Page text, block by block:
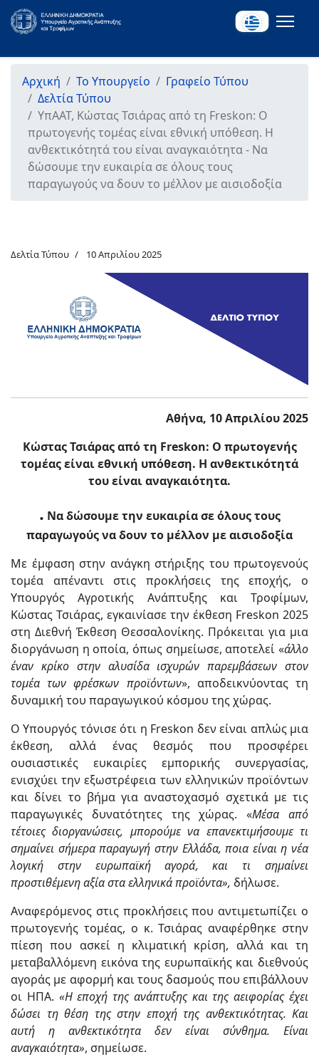
Αρχική Το Υπουργείο
Γραφείο Τύπου
Δελτία Τύπου
ΥπΑΑΤ, Κώστας Τσιάρας από τη Freskon: Ο
πρωτογενής τομέας είναι εθνική υπόθεση. Η
ανθεκτικότητά του είναι αναγκαιότητα - Να
δώσουμε την ευκαιρία σε όλους τους
παραγωγούς να δουν το μέλλον με αισιοδοξία
Δελτία Τύπου 10 Απριλίου 2025
Αθήνα, 10 Απριλίου 2025
Κώστας Τσιάρας από τη Freskon: Ο πρωτογενής
τομέας είναι εθνική υπόθεση. Η ανθεκτικότητά
του είναι αναγκαιότητα.
. Να δώσουμε την ευκαιρία σε όλους τους
παραγωγούς να δουν το μέλλον με αισιοδοξία
Με έμφαση στην ανάγκη στήριξης του πρωτογενούς
τομέα απέναντι στις προκλήσεις της εποχής, ο
Υπουργός Αγροτικής Ανάπτυξης και Τροφίμων,
Κώστας Τσιάρας, εγκαινίασε την έκθεση Freskon 2025
στη Διεθνή Έκθεση Θεσσαλονίκης. Πρόκειται για μια
διοργάνωση η οποία, όπως σημείωσε, αποτελεί «άλλο
έναν κρίκο στην αλυσίδα ισχυρών παρεμβάσεων στον
τομέα των φρέσκων προϊόντων», αποδεικνύοντας τη
δυναμική του παραγωγικού κόσμου της χώρας.
Ο Υπουργός τόνισε ότι η Freskon δεν είναι απλώς μια
έκθεση, αλλά ένας θεσμός που προσφέρει
ουσιαστικές ευκαιρίες εμπορικής συνεργασίας,
ενισχύει την εξωστρέφεια των ελληνικών προϊόντων
και δίνει το βήμα για αναστοχασμό σχετικά με τις
παραγωγικές δυνατότητες της χώρας. «Μέσα από
τέτοιες διοργανώσεις, μπορούμε να επανεκτιμήσουμε τι
σημαίνει σήμερα παραγωγή στην Ελλάδα, ποια είναι η νέα
λογική στην ευρωπαϊκή αγορά, και τι σημαίνει
προστιθέμενη αξία στα ελληνικά προϊόντα», δήλωσε.
Αναφερόμενος στις προκλήσεις που αντιμετωπίζει ο
πρωτογενής τομέας, ο κ. Τσιάρας αναφέρθηκε στην
πίεση που ασκεί η κλιματική κρίση, αλλά και τη
μεταβαλλόμενη εικόνα της ευρωπαϊκής και διεθνούς
αγοράς με αφορμή και τους δασμούς που επιβάλλουν
οι ΗΠΑ. «Η εποχή της ανάπτυξης και της αειφορίας έχει
δώσει τη θέση της στην εποχή της ανθεκτικότητας. Και
αυτή η ανθεκτικότητα δεν είναι σύνθημα. Είναι
αναγκαιότητα», σημείωσε.